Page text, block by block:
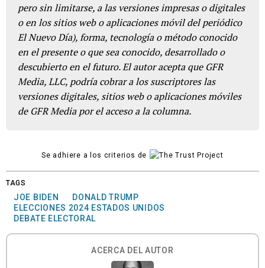
pero sin limitarse, a las versiones impresas o digitales
o en los sitios web o aplicaciones móvil del periódico
El Nuevo Día), forma, tecnología o método conocido
en el presente o que sea conocido, desarrollado o
descubierto en el futuro. El autor acepta que GFR
Media, LLC, podría cobrar a los suscriptores las
versiones digitales, sitios web o aplicaciones móviles
de GFR Media por el acceso a la columna.
Se adhiere a los criterios de
TAGS
JOE BIDEN
DONALD TRUMP
ELECCIONES 2024 ESTADOS UNIDOS
DEBATE ELECTORAL
ACERCA DEL AUTOR